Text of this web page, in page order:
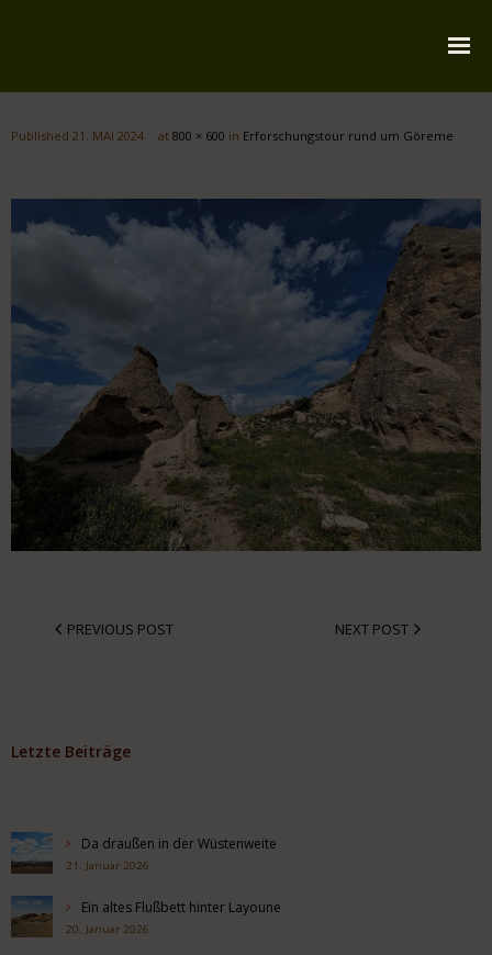
Datenschutz
Published 21. MAI 2024 at 800 × 600 in Erforschungstour rund um Göreme
PREVIOUS POST NEXT POST
Letzte Beiträge
Da draußen in der Wüstenweite
21. Januar 2026
Ein altes Flußbett hinter Layoune
20. Januar 2026